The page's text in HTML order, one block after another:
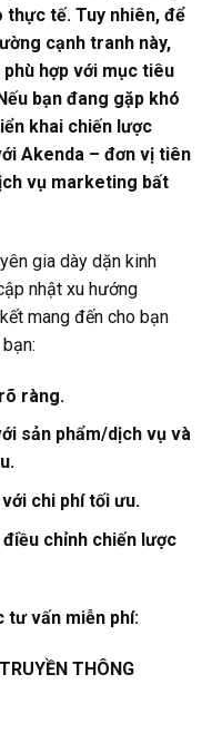
thực tế. Tuy nhiên, để
cạnh tranh này,
hợp với mục tiêu
bạn đang gặp khó
khai chiến lược
Akenda – đơn vị tiên
vụ marketing bất
gia dày dặn kinh
nhật xu hướng
mang đến cho bạn
ràng.
sản phẩm/dịch vụ và
chi phí tối ưu.
chỉnh chiến lược
tư vấn miễn phí:
THÔNG